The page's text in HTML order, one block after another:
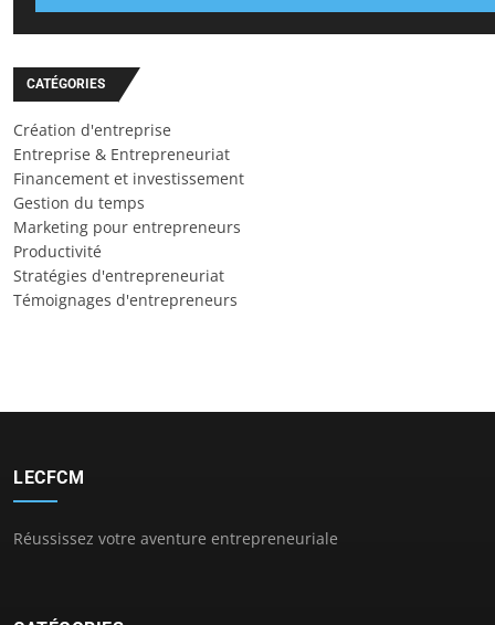
CATÉGORIES
Création d'entreprise
Entreprise & Entrepreneuriat
Financement et investissement
Gestion du temps
Marketing pour entrepreneurs
Productivité
Stratégies d'entrepreneuriat
Témoignages d'entrepreneurs
LECFCM
Réussissez votre aventure entrepreneuriale